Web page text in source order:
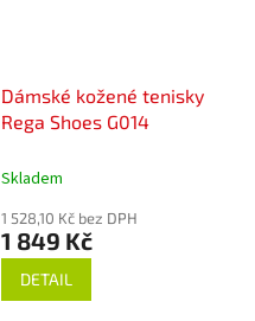
Dámské kožené tenisky
Rega Shoes G014
Skladem
1 528,10 Kč bez DPH
1 849 Kč
DETAIL